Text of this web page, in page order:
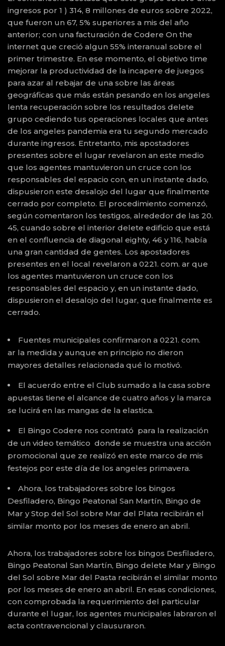
ingresos por 1 ) 314, 8 millones de euros sobre 2022,
que fueron un 67, 5% superiores a mis del año
anterior; con una facturación de Codere On the
internet que creció algun 55% interanual sobre el
primer trimestre. En ese momento, el objetivo time
mejorar la productividad de la incapere de juegos
para azar al rebajar de una sobre las áreas
geográficas que más están pesando en los angeles
lenta recuperación sobre los resultados delete
grupo cediendo tus operaciones locales que antes
de los angeles pandemia era tu segundo mercado
durante ingresos. Entretanto, mis apostadores
presentes sobre el lugar revelaron an este medio
que los agentes mantuvieron un cruce con los
responsables del espacio con, en un instante dado,
dispusieron este desalojo del lugar que finalmente
cerrado por completo. El procedimiento comenzó,
según comentaron los testigos, alrededor de las 20.
45, cuando sobre el interior delete edificio que está
en el confluencia de diagonal eighty, 46 y 116, había
una gran cantidad de gentes. Los apostadores
presentes en el local revelaron a 0221. com. ar que
los agentes mantuvieron un cruce con los
responsables del espacio y, en un instante dado,
dispusieron el desalojo del lugar, que finalmente es
cerrado.
Fuentes municipales confirmaron a 0221. com.
ar la medida y aunque en principio no dieron
mayores detalles relacionada qué lo motivó.
El acuerdo entre el Club sumado a la casa sobre
apuestas tiene el alcance de cuatro años y la marca
se lucirá en las mangas de la elastica.
El Bingo Codere nos contrató para la realización
de un video temático donde se muestra una acción
promocional que ze realizó en este marco de mis
festejos por este día de los angeles primavera.
Ahora, los trabajadores sobre los bingos
Desfiladero, Bingo Peatonal San Martín, Bingo de
Mar y Stop del Sol sobre Mar del Plata recibirán el
similar monto por los meses de enero an abril.
Ahora, los trabajadores sobre los bingos Desfiladero,
Bingo Peatonal San Martín, Bingo delete Mar y Bingo
del Sol sobre Mar del Pasta recibirán el similar monto
por los meses de enero an abril. En esas condiciones,
con comprobada la requerimiento del particular
durante el lugar, los agentes municipales labraron el
acta contravencional y clausuraron.